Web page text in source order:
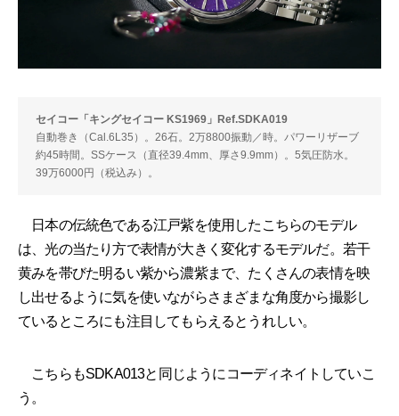
セイコー「キングセイコー KS1969」Ref.SDKA019
自動巻き（Cal.6L35）。26石。2万8800振動／時。パワーリザーブ
約45時間。SSケース（直径39.4mm、厚さ9.9mm）。5気圧防水。
39万6000円（税込み）。
日本の伝統色である江戸紫を使用したこちらのモデル
は、光の当たり方で表情が大きく変化するモデルだ。若干
黄みを帯びた明るい紫から濃紫まで、たくさんの表情を映
し出せるように気を使いながらさまざまな角度から撮影し
ているところにも注目してもらえるとうれしい。
こちらもSDKA013と同じようにコーディネイトしていこ
う。